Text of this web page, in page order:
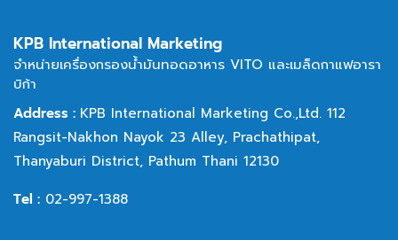
KPB International Marketing
จำหน่ายเครื่องกรองน้ำมันทอดอาหาร VITO และเมล็ดกาแฟอารา
บิก้า
Address : KPB International Marketing Co.,Ltd. 112
Rangsit-Nakhon Nayok 23 Alley, Prachathipat,
Thanyaburi District, Pathum Thani 12130
Tel : 02-997-1388